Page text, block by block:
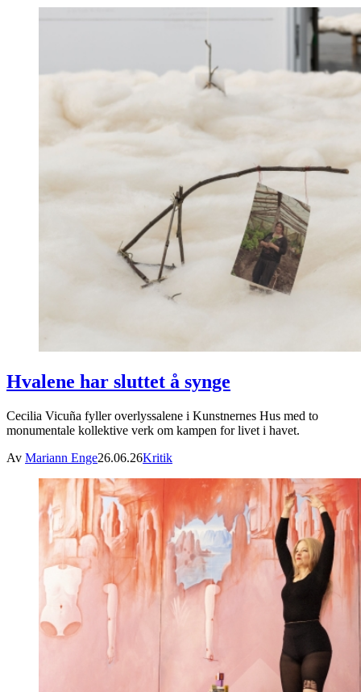
Hvalene har sluttet å synge
Cecilia Vicuña fyller overlyssalene i Kunstnernes Hus med to
monumentale kollektive verk om kampen for livet i havet.
Av Mariann Enge26.06.26Kritik